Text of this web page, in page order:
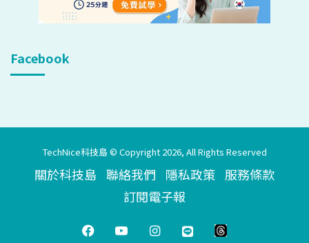
Facebook
TechNice科技島 © Copyright 2026, All Rights Reserved
關於科技島 聯絡我們 隱私政策 服務條款
訂閱電子報